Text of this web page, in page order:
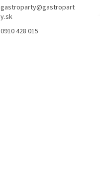
gastroparty@gastropart
y.sk
0910 428 015